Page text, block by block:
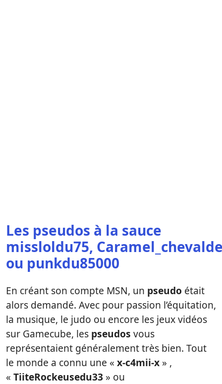
Les pseudos à la sauce
missloldu75,
ou punkdu85000
En créant son compte MSN, un pseudo était
alors demandé. Avec pour passion l’équitation,
la musique, le judo ou encore les jeux vidéos
sur Gamecube, les pseudos vous
représentaient généralement très bien. Tout
le monde a connu une « x-c4mii-x » ,
« TiiteRockeusedu33 » ou